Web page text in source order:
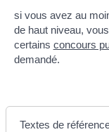
si vous avez au
de haut niveau,
certains concours
demandé.
Textes de